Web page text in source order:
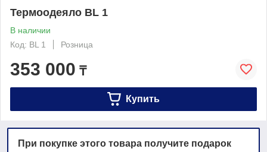
Термоодеяло BL 1
В наличии
Код: BL 1
Розница
353 000 ₸
Купить
При покупке этого товара получите подарок